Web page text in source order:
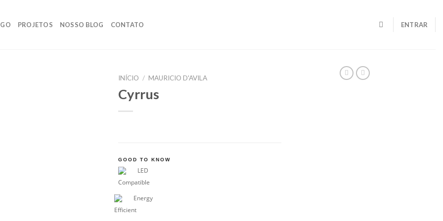
PROJETOS NOSSO BLOG CONTATO ENTRAR
INÍCIO / MAURICIO D'AVILA
Cyrrus
GOOD TO KNOW
LED
Compatible
Energy
Efficient